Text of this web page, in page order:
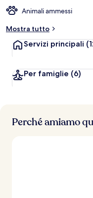
Animali ammessi
Mostra tutto
Servizi principali
Per famiglie (6)
Perché amiamo